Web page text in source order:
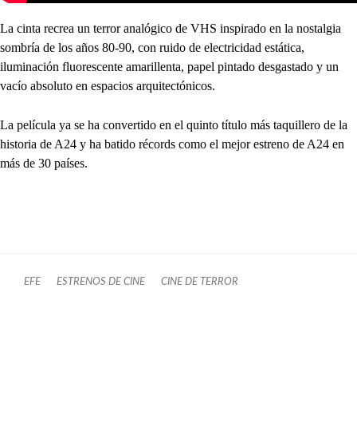
La cinta recrea un terror analógico de VHS inspirado en la nostalgia
sombría de los años 80-90, con ruido de electricidad estática,
iluminación fluorescente amarillenta, papel pintado desgastado y un
vacío absoluto en espacios arquitectónicos.
La película ya se ha convertido en el quinto título más taquillero de la
historia de A24 y ha batido récords como el mejor estreno de A24 en
más de 30 países.
EFE ESTRENOS DE CINE CINE DE TERROR